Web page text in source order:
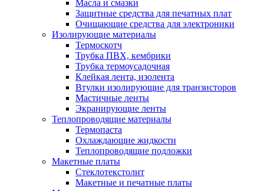
Масла и смазки
Защитные средства для печатных плат
Очищающие средства для электроники
Изолирующие материалы
Термоскотч
Трубка ПВХ, кембрики
Трубка термоусадочная
Клейкая лента, изолента
Втулки изолирующие для транзисторов
Мастичные ленты
Экранирующие ленты
Теплопроводящие материалы
Термопаста
Охлаждающие жидкости
Теплопроводящие подложки
Макетные платы
Стеклотекстолит
Макетные и печатные платы